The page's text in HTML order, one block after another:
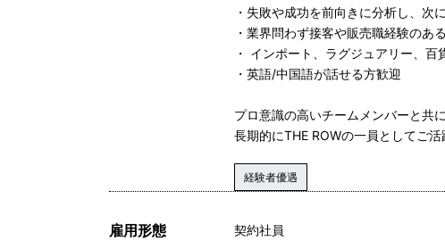
・失敗や成功を前向きに分析し、次
・業界問わず接客や販売職経験のあ
・ インポート、ラグジュアリー、
・英語/中国語が話せる方歓迎
プロ意識の高いチームメンバーと共
長期的にTHE ROWの一員としてご
経験者優遇
雇用形態
契約社員